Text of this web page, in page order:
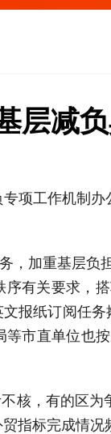
层减
项工作机制
，加重基层
有关要求，
报纸订阅任
市直单位也
核，有的区
指标完成情